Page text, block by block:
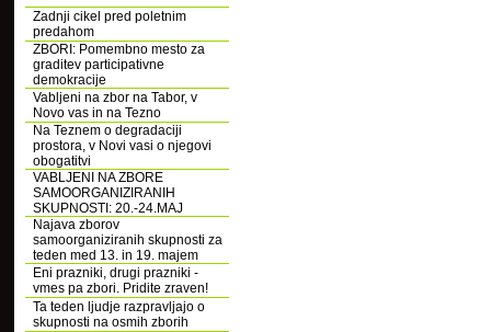
Zadnji cikel pred poletnim
predahom
ZBORI: Pomembno mesto za
graditev participativne
demokracije
Vabljeni na zbor na Tabor, v
Novo vas in na Tezno
Na Teznem o degradaciji
prostora, v Novi vasi o njegovi
obogatitvi
VABLJENI NA ZBORE
SAMOORGANIZIRANIH
SKUPNOSTI: 20.-24.MAJ
Najava zborov
samoorganiziranih skupnosti za
teden med 13. in 19. majem
Eni prazniki, drugi prazniki -
vmes pa zbori. Pridite zraven!
Ta teden ljudje razpravljajo o
skupnosti na osmih zborih